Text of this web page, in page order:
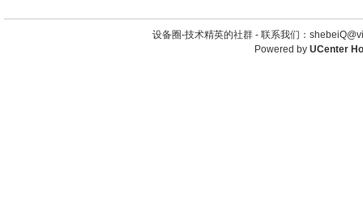
设备圈-技术精英的社群 - 联系我们：
Powered by UCenter